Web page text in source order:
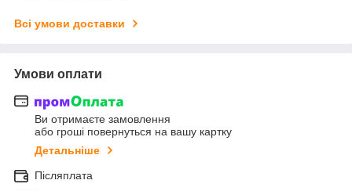
Всі умови доставки
Умови оплати
Ви отримаєте замовлення
або гроші повернуться на вашу картку
Детальніше
Післяплата